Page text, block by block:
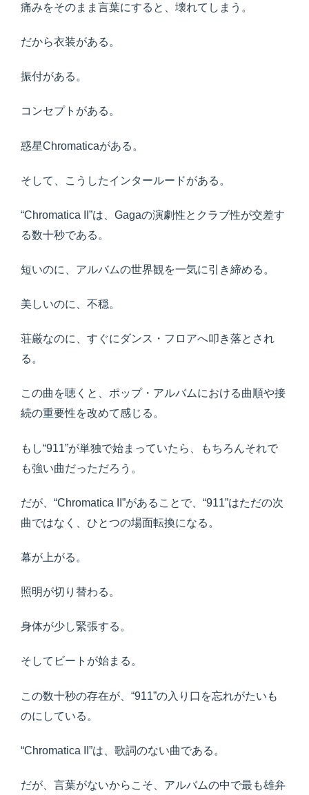
痛みをそのまま言葉にすると、壊れてしまう。
だから衣装がある。
振付がある。
コンセプトがある。
惑星Chromaticaがある。
そして、こうしたインタールードがある。
“Chromatica II”は、Gagaの演劇性とクラブ性が交差す
る数十秒である。
短いのに、アルバムの世界観を一気に引き締める。
美しいのに、不穏。
荘厳なのに、すぐにダンス・フロアへ叩き落とされ
る。
この曲を聴くと、ポップ・アルバムにおける曲順や接
続の重要性を改めて感じる。
もし“911”が単独で始まっていたら、もちろんそれで
も強い曲だっただろう。
だが、“Chromatica II”があることで、“911”はただの次
曲ではなく、ひとつの場面転換になる。
幕が上がる。
照明が切り替わる。
身体が少し緊張する。
そしてビートが始まる。
この数十秒の存在が、“911”の入り口を忘れがたいも
のにしている。
“Chromatica II”は、歌詞のない曲である。
だが、言葉がないからこそ、アルバムの中で最も雄弁